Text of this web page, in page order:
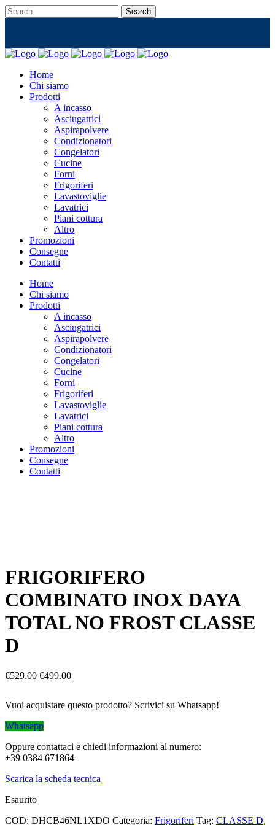
Home
Chi siamo
Prodotti
A incasso
Asciugatrici
Aspirapolvere
Condizionatori
Congelatori
Cucine
Forni
Frigoriferi
Lavastoviglie
Lavatrici
Piani cottura
Altro
Promozioni
Consegne
Contatti
Home
Chi siamo
Prodotti
A incasso
Asciugatrici
Aspirapolvere
Condizionatori
Congelatori
Cucine
Forni
Frigoriferi
Lavastoviglie
Lavatrici
Piani cottura
Altro
Promozioni
Consegne
Contatti
FRIGORIFERO
COMBINATO INOX DAYA
TOTAL NO FROST CLASSE
D
€529.00 Il
era:
€529.00.
€499.00Il
è:
Vuoi acquistare questo prodotto? Scrivici su Whatsapp!
Whatsapp
Oppure contattaci e chiedi informazioni al numero:
+39 0384 671864
Scarica la scheda tecnica
Esaurito
COD: DHCB46NL1XDO Categoria: Frigoriferi Tag: CLASSE D,